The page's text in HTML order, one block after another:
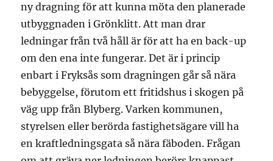
ny dragning för att kunna möta den planerade
utbyggnaden i Grönklitt. Att man drar
ledningar från två håll är för att ha en back-up
om den ena inte fungerar. Det är i princip
enbart i Fryksås som dragningen går så nära
bebyggelse, förutom ett fritidshus i skogen på
väg upp från Blyberg. Varken kommunen,
styrelsen eller berörda fastighetsägare vill ha
en kraftledningsgata så nära fäboden. Frågan